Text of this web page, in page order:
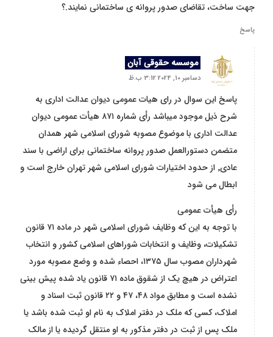
جهت ساخت، تقاضای صدور پروانه ی ساختمانی نمایند.؟
پاسخ
موسسه حقوقی آبان
دسامبر 10, 2024 3:12 ب.ظ
پاسخ این سوال در رای هیات عمومی دیوان عدالت اداری به
شرح ذیل موجود میباشد رأی شماره ۸۷۱ هیأت عمومی دیوان
عدالت اداری با موضوع مصوبه شورای اسلامی شهر همدان
متضمن دستورالعمل صدور پروانه ساختمانی برای اراضی با سند
عادی٬ از حدود اختیارات شورای اسلامی شهر تهران خارج است و
ابطال می شود
رأی هیأت عمومی
با توجه به این که وظایف شورای اسلامی شهر در ماده ۷۱ قانون
تشکیلات، وظایف و انتخابات شوراهای اسلامی کشور و انتخاب
شهرداران مصوب سال ۱۳۷۵، احصاء شده و وضع مصوبه مورد
اعتراض در هیچ یک از شقوق ماده ۷۱ قانون یاد شده پیش بینی
نشده است و مطابق مواد ۴۸، ۴۷ و ۲۲ قانون ثبت اسناد و
املاک، کسی که ملک در دفتر املاک به نام او ثبت شده باشد یا
ملک پس از ثبت در دفتر مذکور به او منتقل گردیده یا از مالک